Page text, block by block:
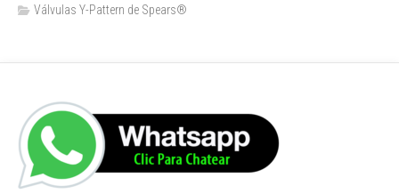
Válvulas Y-Pattern de Spears®️